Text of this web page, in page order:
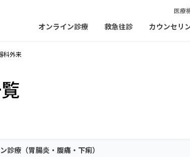
医療
オンライン診療 救急往診 カウンセリ
科外来
診療（胃腸炎・腹痛・下痢）